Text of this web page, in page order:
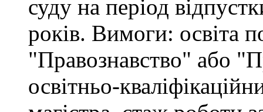
суду на період
років. Вимоги: освіта
"Правознавство" або
освітньо-